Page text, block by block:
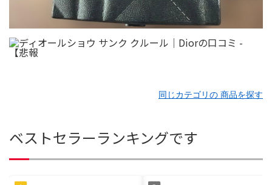
同じカテゴリの 商品を探す
ベストセラーランキングです